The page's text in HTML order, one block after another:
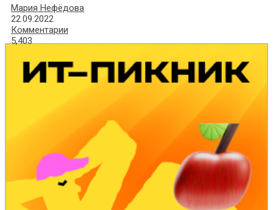
Мария Нефёдова
22.09.2022
Комментарии
5,403